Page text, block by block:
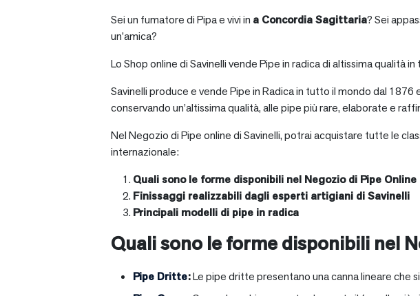
Sei un fumatore di Pipa e vivi in a Concordia Sagittaria? Sei
un’amica?
Lo Shop online di Savinelli vende Pipe in radica di altissima qualità in
Savinelli produce e vende Pipe in Radica in tutto il mondo dal
conservando un’altissima qualità, alle pipe più rare, elaborate e
Nel Negozio di Pipe online di Savinelli, potrai acquistare tutte le
internazionale:
Quali sono le forme disponibili nel Negozio di Pipe
Finissaggi realizzabili dagli esperti artigiani di Savinelli
Principali modelli di pipe in radica
Quali sono le forme disponibili nel
Pipe Dritte:Le pipe dritte presentano una canna lineare